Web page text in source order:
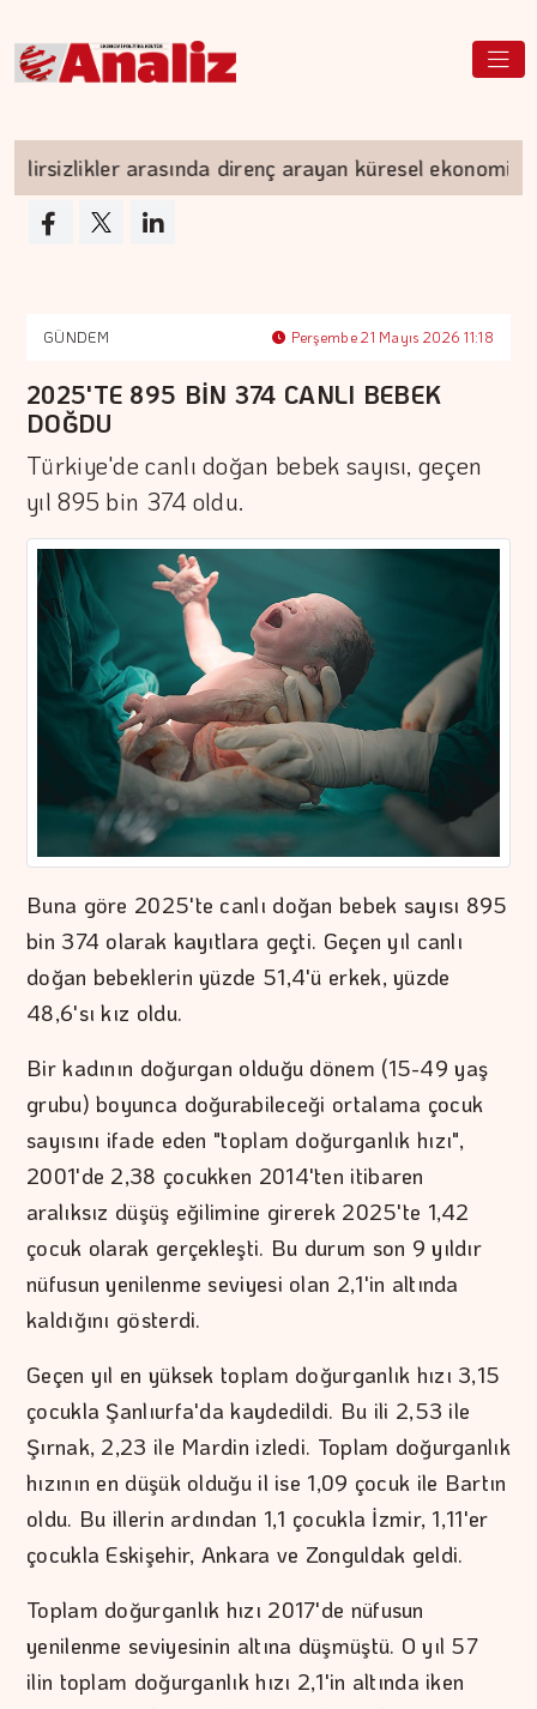
arasında direnç arayan küresel ekonomi
GÜNDEM Perşembe 21 Mayıs 2026 11:18
2025'TE 895 BİN 374 CANLI BEBEK
DOĞDU
Türkiye'de canlı doğan bebek sayısı, geçen
yıl 895 bin 374 oldu.
Buna göre 2025'te canlı doğan bebek sayısı 895
bin 374 olarak kayıtlara geçti. Geçen yıl canlı
doğan bebeklerin yüzde 51,4'ü erkek, yüzde
48,6'sı kız oldu.
Bir kadının doğurgan olduğu dönem (15-49 yaş
grubu) boyunca doğurabileceği ortalama çocuk
sayısını ifade eden "toplam doğurganlık hızı",
2001'de 2,38 çocukken 2014'ten itibaren
aralıksız düşüş eğilimine girerek 2025'te 1,42
çocuk olarak gerçekleşti. Bu durum son 9 yıldır
nüfusun yenilenme seviyesi olan 2,1'in altında
kaldığını gösterdi.
Geçen yıl en yüksek toplam doğurganlık hızı 3,15
çocukla Şanlıurfa'da kaydedildi. Bu ili 2,53 ile
Şırnak, 2,23 ile Mardin izledi. Toplam doğurganlık
hızının en düşük olduğu il ise 1,09 çocuk ile Bartın
oldu. Bu illerin ardından 1,1 çocukla İzmir, 1,11'er
çocukla Eskişehir, Ankara ve Zonguldak geldi.
Toplam doğurganlık hızı 2017'de nüfusun
yenilenme seviyesinin altına düşmüştü. O yıl 57
ilin toplam doğurganlık hızı 2,1'in altında iken